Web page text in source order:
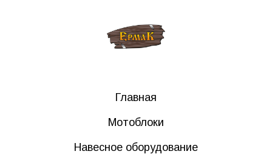
Главная
Мотоблоки
Навесное оборудование